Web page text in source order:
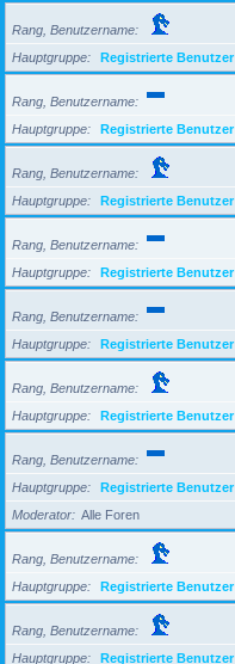
Rang, Benutzername
Hauptgruppe
Registrierte Benutzer
Rang, Benutzername
Hauptgruppe
Registrierte Benutzer
Rang, Benutzername
Hauptgruppe
Registrierte Benutzer
Rang, Benutzername
Hauptgruppe
Registrierte Benutzer
Rang, Benutzername
Hauptgruppe
Registrierte Benutzer
Rang, Benutzername
Hauptgruppe
Registrierte Benutzer
Rang, Benutzername
Hauptgruppe
Registrierte Benutzer
Moderator
Alle Foren
Rang, Benutzername
Hauptgruppe
Registrierte Benutzer
Rang, Benutzername
Hauptgruppe
Registrierte Benutzer